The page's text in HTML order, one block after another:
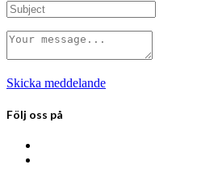
Skicka meddelande
Följ oss på